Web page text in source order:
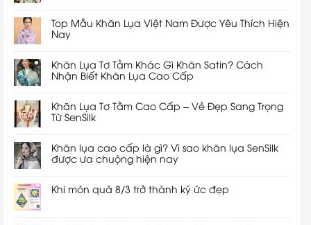
Top Mẫu Khăn Lụa Việt Nam Được Yêu Thích Hiện
Nay
Khăn Lụa Tơ Tằm Khác Gì Khăn Satin? Cách
Nhận Biết Khăn Lụa Cao Cấp
Khăn Lụa Tơ Tằm Cao Cấp – Vẻ Đẹp Sang Trọng
Từ SenSilk
Khăn lụa cao cấp là gì? Vì sao khăn lụa SenSilk
được ưa chuộng hiện nay
Khi món quà 8/3 trở thành ký ức đẹp